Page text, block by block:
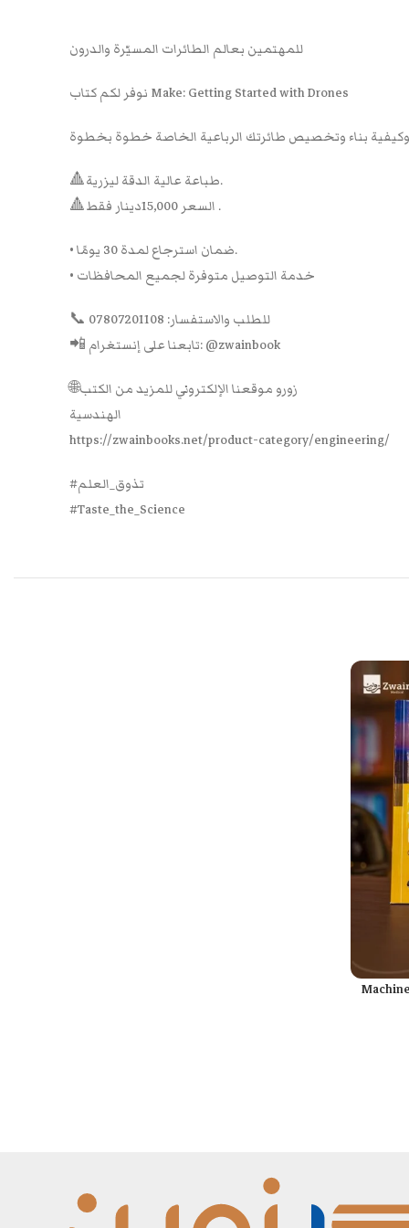
للمهتمين بعالم الطائرات المسيّرة والدرون
نوفر لكم كتاب Make: Getting Started with Drones
🔺طباعة عالية الدقة ليزرية.
🔺السعر 15,000دينار فقط .
• ضمان استرجاع لمدة 30 يومًا.
• خدمة التوصيل متوفرة لجميع المحافظات
📞 للطلب والاستفسار: 07807201108
📲 تابعنا على إنستغرام: @zwainbook
🌐زورو موقعنا الإلكتروني للمزيد من الكتب
الهندسية
https://zwainbooks.net/product-category/engineering/
#تذوق_العلم
#Taste_the_Science